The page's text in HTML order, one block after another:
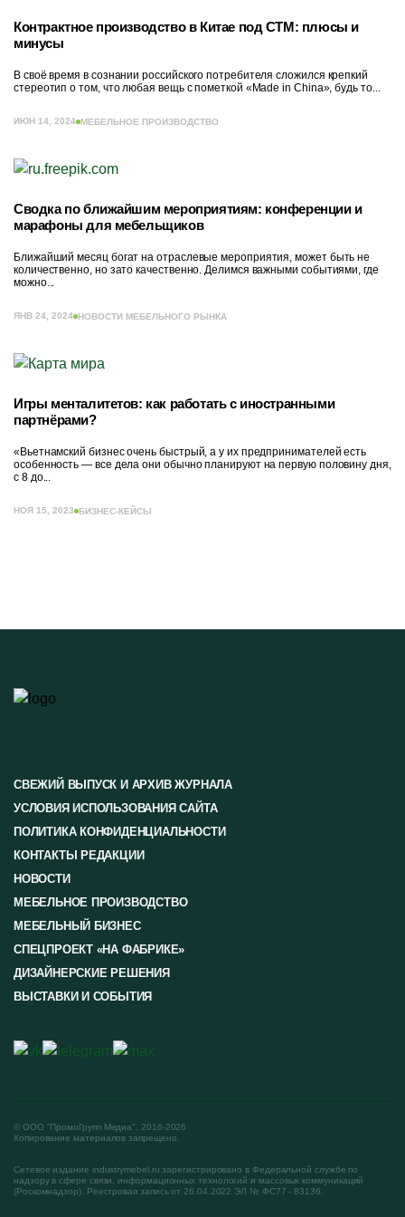
Контрактное производство в Китае под СТМ: плюсы и
минусы
В своё время в сознании российского потребителя сложился крепкий
стереотип о том, что любая вещь с пометкой «Made in China», будь то...
ИЮН 14, 2024 МЕБЕЛЬНОЕ ПРОИЗВОДСТВО
Сводка по ближайшим мероприятиям: конференции и
марафоны для мебельщиков
Ближайший месяц богат на отраслевые мероприятия, может быть не
количественно, но зато качественно. Делимся важными событиями, где
можно...
ЯНВ 24, 2024 НОВОСТИ МЕБЕЛЬНОГО РЫНКА
Игры менталитетов: как работать с иностранными
партнёрами?
«Вьетнамский бизнес очень быстрый, а у их предпринимателей есть
особенность — все дела они обычно планируют на первую половину дня,
с 8 до...
НОЯ 15, 2023 БИЗНЕС-КЕЙСЫ
© ООО "ПромоГрупп Медиа", 2016-2026
Копирование материалов запрещено.
СВЕЖИЙ ВЫПУСК И АРХИВ ЖУРНАЛА
УСЛОВИЯ ИСПОЛЬЗОВАНИЯ САЙТА
ПОЛИТИКА КОНФИДЕНЦИАЛЬНОСТИ
КОНТАКТЫ РЕДАКЦИИ
НОВОСТИ
МЕБЕЛЬНОЕ ПРОИЗВОДСТВО
МЕБЕЛЬНЫЙ БИЗНЕС
СПЕЦПРОЕКТ «НА ФАБРИКЕ»
ДИЗАЙНЕРСКИЕ РЕШЕНИЯ
ВЫСТАВКИ И СОБЫТИЯ
Сетевое издание industrymebel.ru зарегистрировано в Федеральной службе по
надзору в сфере связи, информационных технологий и массовых коммуникаций
(Роскомнадзор). Реестровая запись от 26.04.2022 ЭЛ № ФС77 - 83136.